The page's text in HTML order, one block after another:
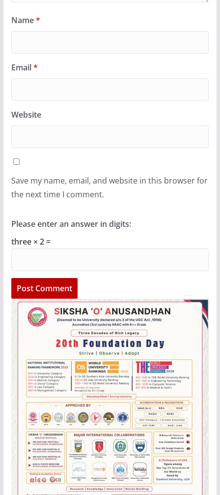
Name*
Email*
Website
Save my name, email, and website in this browser for
the next time I comment.
Please enter an answer in digits:
three × 2 =